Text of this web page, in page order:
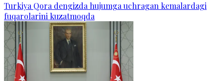
Turkiya Qora dengizda hujumga uchragan kemalardagi
fuqarolarini kuzatmoqda